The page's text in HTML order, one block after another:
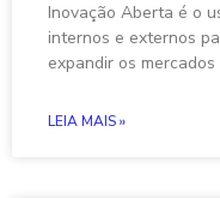
Inovação Aberta é o
internos e externos
expandir os
LEIA MAIS »